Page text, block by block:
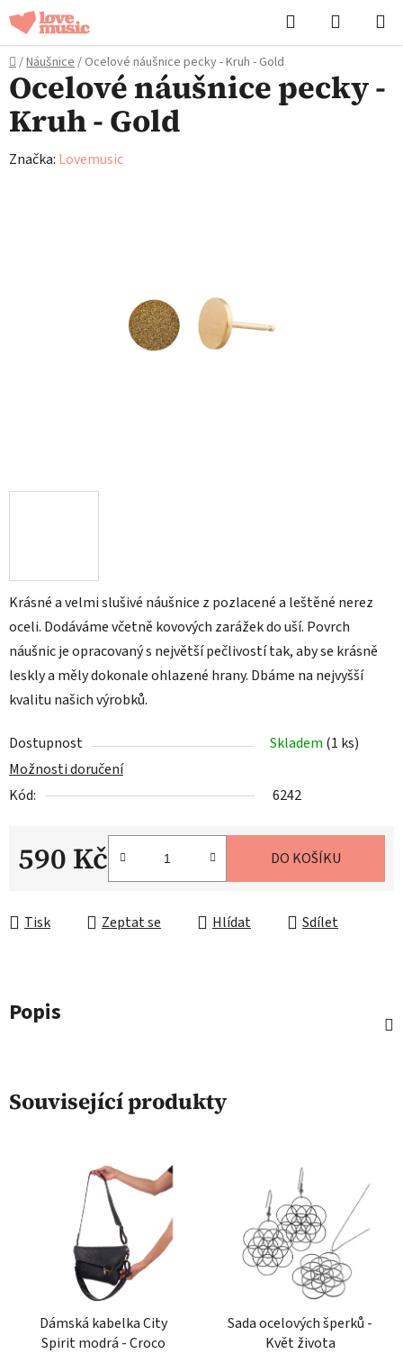
Přejít
na
obsah
Hledat
KOŠÍK
Domů
/Náušnice/ Ocelové náušnice pecky - Kruh - Gold
Krásné a velmi slušivé náušnice z pozlacené a leštěné nerez
oceli. Dodáváme včetně kovových zarážek do uší. Povrch
náušnic je opracovaný s největší pečlivostí tak, aby se krásně
leskly a měly dokonale ohlazené hrany. Dbáme na nejvyšší
kvalitu našich výrobků.
Dostupnost Skladem (1 ks)
Možnosti doručení
Kód:
6242
590 Kč DO KOŠÍKU
Tisk Zeptat se Hlídat Sdílet
Ocelové náušnice pecky -
Kruh - Gold
Značka: Lovemusic
Popis
Související produkty
Dámská kabelka City
Spirit modrá - Croco
Sada ocelových šperků -
Květ života